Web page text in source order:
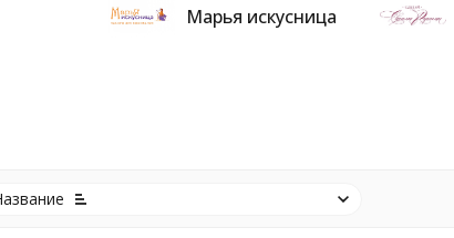
Марья искусница